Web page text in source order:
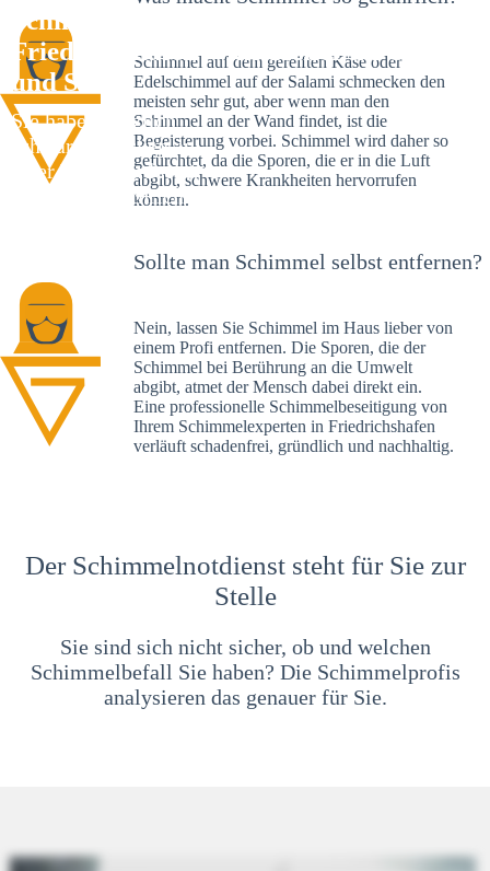
Schimmelexperte in
Friedrichshafen – Ihr Helfer an Ort
und Stelle
Sie haben kürzlich
schwarze Flecken an
Ihrer Wand entdeckt?
Schlechte Nachrichten:
Schimmel auf dem gereiften Käse oder
Edelschimmel auf der Salami schmecken den
meisten sehr gut, aber wenn man den
Schimmel an der Wand findet, ist die
Begeisterung vorbei. Schimmel wird daher so
gefürchtet, da die Sporen, die er in die Luft
abgibt, schwere Krankheiten hervorrufen
können.
Sollte man Schimmel selbst entfernen?
Nein, lassen Sie Schimmel im Haus lieber von
einem Profi entfernen. Die Sporen, die der
Schimmel bei Berührung an die Umwelt
abgibt, atmet der Mensch dabei direkt ein.
Eine professionelle Schimmelbeseitigung von
Ihrem Schimmelexperten in Friedrichshafen
verläuft schadenfrei, gründlich und nachhaltig.
Der Schimmelnotdienst steht für Sie zur
Stelle
Sie sind sich nicht sicher, ob und welchen
Schimmelbefall Sie haben? Die Schimmelprofis
analysieren das genauer für Sie.